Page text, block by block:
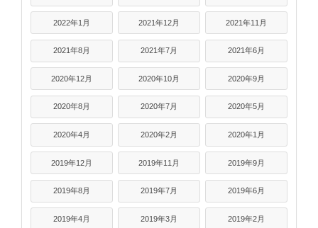
2022年1月 2021年12月 2021年11月
2021年8月 2021年7月 2021年6月
2020年12月 2020年10月 2020年9月
2020年8月 2020年7月 2020年5月
2020年4月 2020年2月 2020年1月
2019年12月 2019年11月 2019年9月
2019年8月 2019年7月 2019年6月
2019年4月 2019年3月 2019年2月